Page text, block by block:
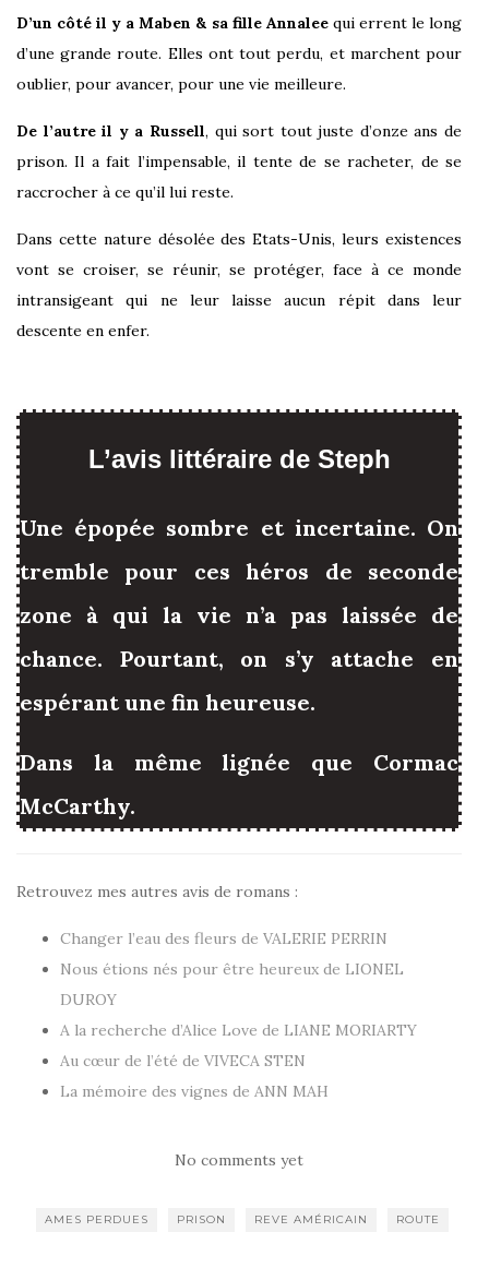
D’un côté il y a Maben & sa fille Annaleequi errent le long
d’une grande route. Elles ont tout perdu, et marchent pour
oublier, pour avancer, pour une vie meilleure.
De l’autre il y a Russell, qui sort tout juste d’onze ans de
prison. Il a fait l’impensable, il tente de se racheter, de se
raccrocher à ce qu’il lui reste.
Dans cette nature désolée des Etats-Unis, leurs existences
vont se croiser, se réunir, se protéger, face à ce monde
intransigeant qui ne leur laisse aucun répit dans leur
descente en enfer.
L’avis littéraire de Steph
Une épopée sombre et incertaine. On
tremble pour ces héros de seconde
zone à qui la vie n’a pas laissée de
chance. Pourtant, on s’y attache en
espérant une fin heureuse.
Dans la même lignée que Cormac
McCarthy.
Retrouvez mes autres avis de romans :
Changer l’eau des fleurs de VALERIE PERRIN
Nous étions nés pour être heureux de LIONEL
DUROY
A la recherche d’Alice Love de LIANE MORIARTY
Au cœur de l’été de VIVECA STEN
La mémoire des vignes de ANN MAH
No comments yet
AMES PERDUES PRISON REVE AMÉRICAIN ROUTE